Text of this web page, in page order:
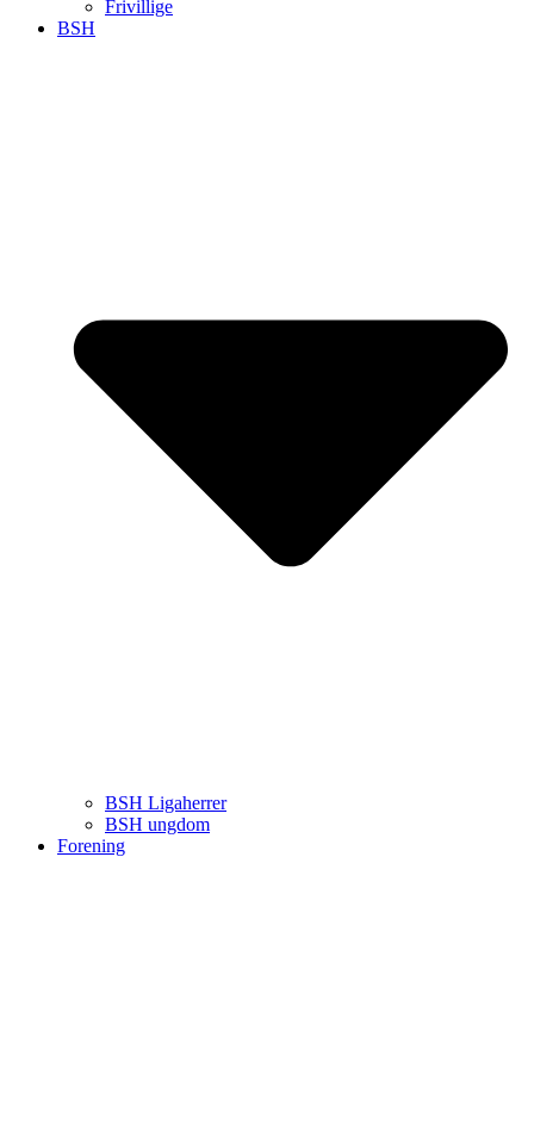
Frivillige
BSH
BSH Ligaherrer
BSH ungdom
Forening